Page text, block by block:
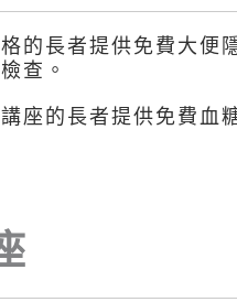
的長者提供免費大便
查。
座的長者提供免費血